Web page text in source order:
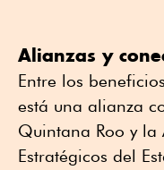
Alianzas y
Entre los
está una alianza
Quintana Roo y la
Estratégicos del